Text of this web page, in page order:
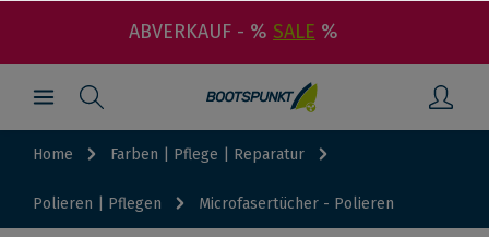
ABVERKAUF - % SALE %
Home Farben | Pflege | Reparatur
Polieren | Pflegen Microfasertücher - Polieren